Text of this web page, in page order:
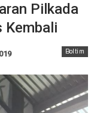
Pilkada
Kembali
Boltim